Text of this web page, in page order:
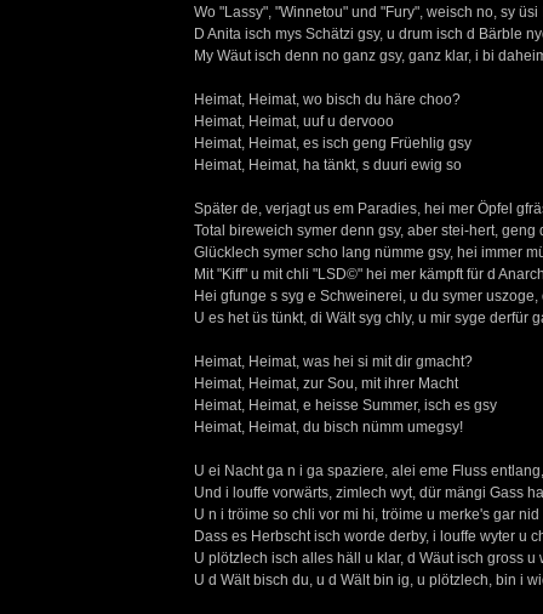
Wo "Lassy", "Winnetou" und "Fury", weisch no, sy üsi
D Anita isch mys Schätzi gsy, u drum isch d Bärble
My Wäut isch denn no ganz gsy, ganz klar, i bi
Heimat, Heimat, wo bisch du häre choo?
Heimat, Heimat, uuf u dervooo
Heimat, Heimat, es isch geng Früehlig gsy
Heimat, Heimat, ha tänkt, s duuri ewig so
Später de, verjagt us em Paradies, hei mer Öpfel
Total bireweich symer denn gsy, aber stei-hert, geng
Glücklech symer scho lang nümme gsy, hei immer
Mit "Kiff" u mit chli "LSD©" hei mer kämpft für d
Hei gfunge s syg e Schweinerei, u du symer uszoge,
U es het üs tünkt, di Wält syg chly, u mir syge derfür
Heimat, Heimat, was hei si mit dir gmacht?
Heimat, Heimat, zur Sou, mit ihrer Macht
Heimat, Heimat, e heisse Summer, isch es gsy
Heimat, Heimat, du bisch nümm umegsy!
U ei Nacht ga n i ga spaziere, alei eme Fluss
Und i louffe vorwärts, zimlech wyt, dür mängi Gass
U n i tröime so chli vor mi hi, tröime u merke's gar nid
Dass es Herbscht isch worde derby, i louffe wyter u
U plötzlech isch alles häll u klar, d Wäut isch gross u
U d Wält bisch du, u d Wält bin ig, u plötzlech, bin i